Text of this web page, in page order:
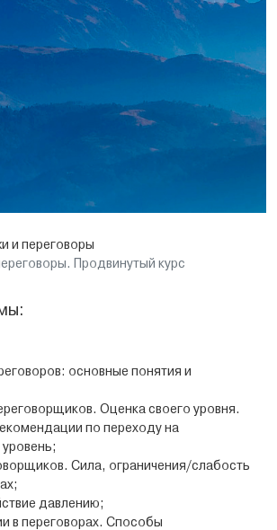
и переговоры
Продвинутый курс
основные понятия и
Оценка своего уровня.
по переходу на
Сила, ограничения/слабость
давлению;
в переговорах. Способы